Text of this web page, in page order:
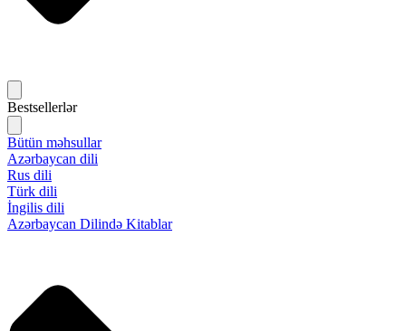
Bestsellerlər
Bütün məhsullar
Azərbaycan dili
Rus dili
Türk dili
İngilis dili
Azərbaycan Dilində Kitablar